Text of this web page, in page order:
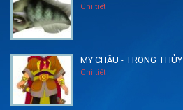
Chi tiết
MỴ CHÂU - TRỌNG THỦY
Chi tiết